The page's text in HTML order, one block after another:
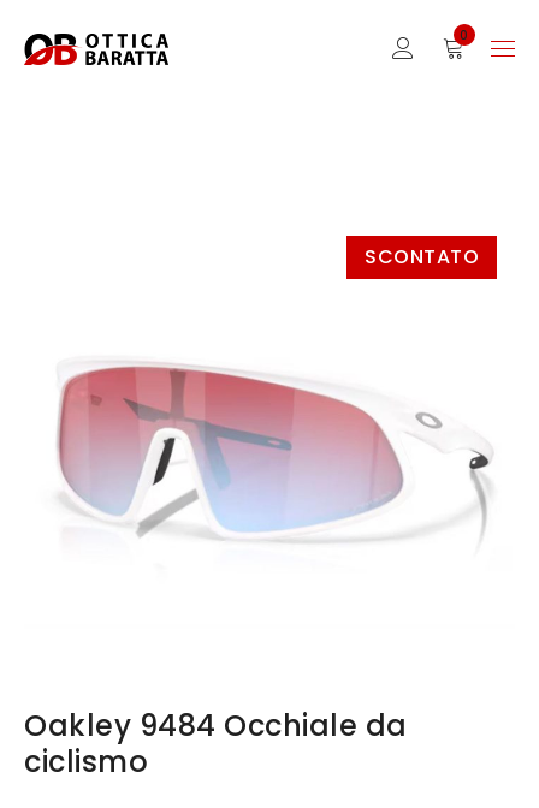
0
SCONTATO
Oakley 9484 Occhiale da
ciclismo